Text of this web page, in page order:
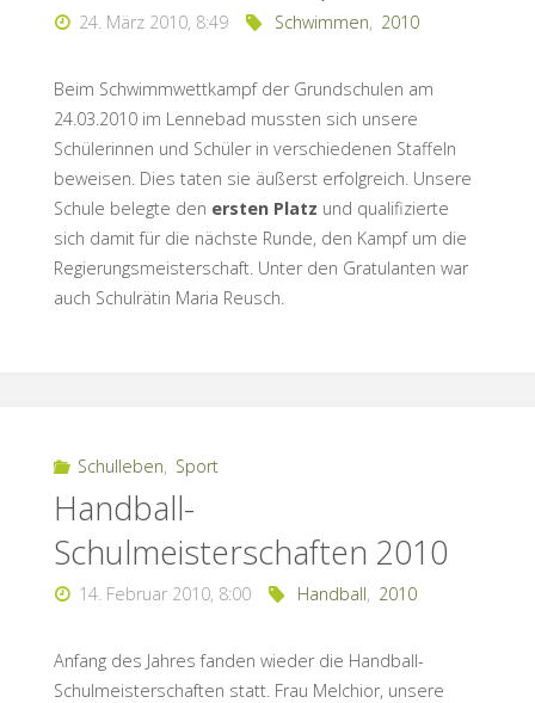
24. März 2010, 8:49 Schwimmen, 2010
Beim Schwimmwettkampf der Grundschulen am
24.03.2010 im Lennebad mussten sich unsere
Schülerinnen und Schüler in verschiedenen Staffeln
beweisen. Dies taten sie äußerst erfolgreich. Unsere
Schule belegte den ersten Platz und qualifizierte
sich damit für die nächste Runde, den Kampf um die
Regierungsmeisterschaft. Unter den Gratulanten war
auch Schulrätin Maria Reusch.
Schulleben, Sport
Handball-
Schulmeisterschaften 2010
14. Februar 2010, 8:00 Handball, 2010
Anfang des Jahres fanden wieder die Handball-
Schulmeisterschaften statt. Frau Melchior, unsere